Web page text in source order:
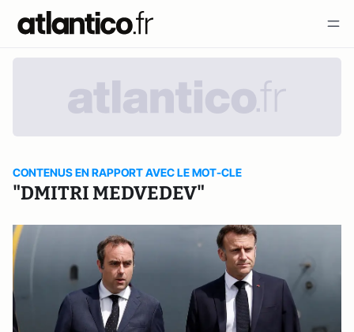
CONTENUS EN RAPPORT AVEC LE MOT-CLE
"DMITRI MEDVEDEV"